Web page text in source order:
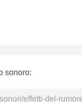
sonoro: